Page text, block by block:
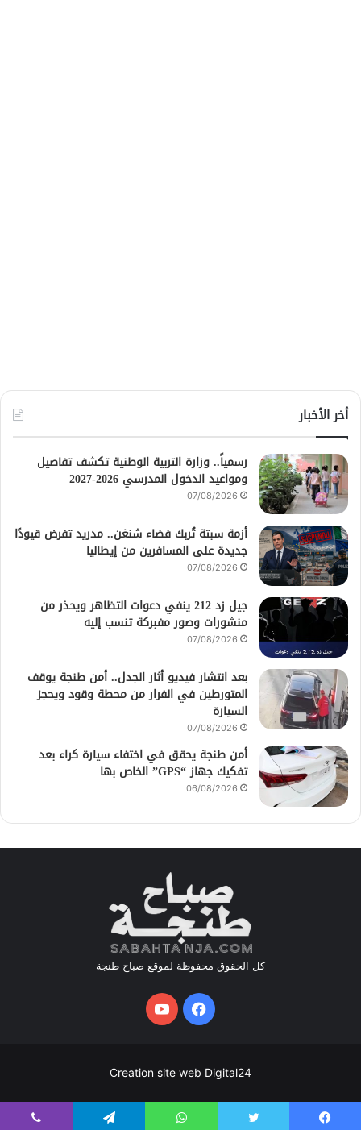
أخر الأخبار
رسمياً.. وزارة التربية الوطنية تكشف تفاصيل
ومواعيد الدخول المدرسي 2026-2027
07/08/2026
أزمة سبتة تُربك فضاء شنغن.. مدريد تفرض قيودًا
جديدة على المسافرين من إيطاليا
07/08/2026
جيل زد 212 ينفي دعوات التظاهر ويحذر من
منشورات وصور مفبركة تنسب إليه
07/08/2026
بعد انتشار فيديو أثار الجدل.. أمن طنجة يوقف
المتورطين في الفرار من محطة وقود ويحجز
السيارة
07/08/2026
أمن طنجة يحقق في اختفاء سيارة كراء بعد
تفكيك جهاز “GPS” الخاص بها
06/08/2026
كل الحقوق محفوظة لموقع صباح طنجة
فيسبوكيوتيوب
Creation site web Digital24